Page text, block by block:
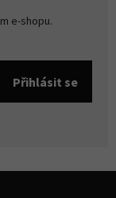
e-shopu.